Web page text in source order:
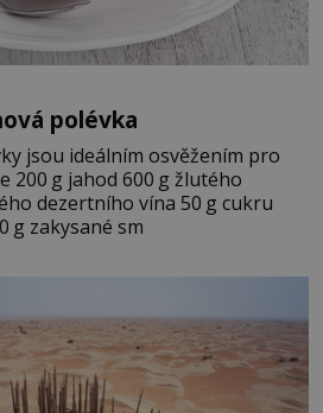
polévka
jsou ideálním osvěžením pro
dezertního vína 50 g cukru
g zakysané sm